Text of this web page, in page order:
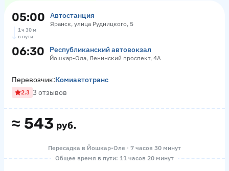
05:00 Автостанция
Яранск, улица Рудницкого, 5
1 ч 30 м
в пути
06:30 Республиканский автовокзал
Йошкар-Ола, Ленинский проспект, 4А
≈ 543 руб.
Перевозчик:Комиавтотранс
2.3 3 отзывов
Пересадка в Йошкар-Оле · 7 часов 30 минут
Общее время в пути: 11 часов 20 минут